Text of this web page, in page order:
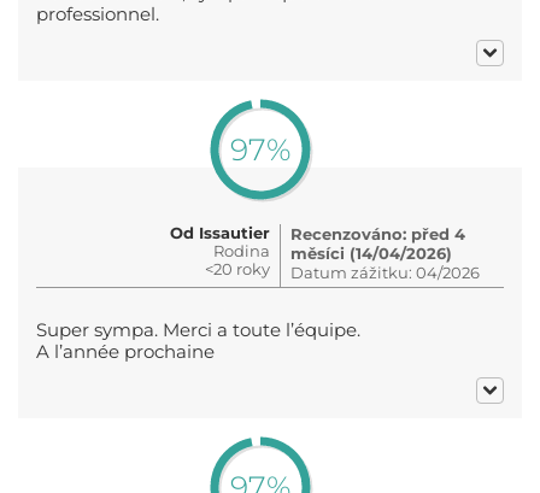
professionnel.
97%
Od Issautier
Rodina
<20 roky
Recenzováno: před 4
měsíci (14/04/2026)
Datum zážitku: 04/2026
Super sympa. Merci a toute l’équipe.
A l’année prochaine